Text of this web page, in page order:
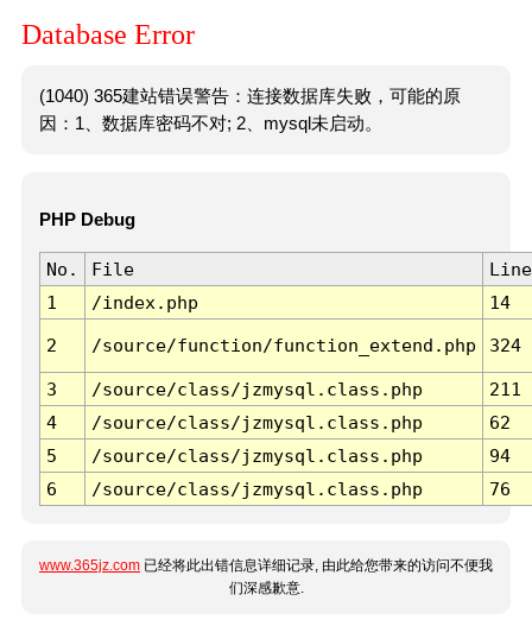
Database Error
(1040) 365建站错误警告：连接数据库失败，可能的原
因：1、数据库密码不对; 2、mysql未启动。
PHP Debug
No. File
Line
1
/index.php 14
2 /source/function/function_extend.php 324
3 /source/class/jzmysql.class.php
211
4
/source/class/jzmysql.class.php
62
5
/source/class/jzmysql.class.php
94
6
/source/class/jzmysql.class.php 76
www.365jz.com 已经将此出错信息详细记录, 由此给您带来的访问不便我
们深感歉意.